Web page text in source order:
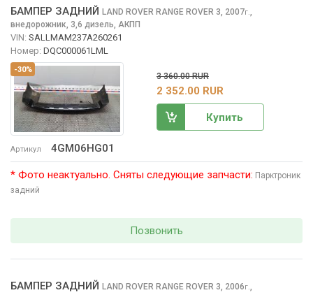
-30%
Артикул 4GM06HG01
БАМПЕР ЗАДНИЙ LAND ROVER RANGE ROVER 3, 2007г.
внедорожник, 3,6 дизель, АКПП
VIN: SALLMAM237A260261
Номер: DQC000061LML
3 360.00 RUR
2 352.00 RUR
Купить
* Фото неактуально. Сняты следующие запчасти: Парктроник
задний
Позвонить
БАМПЕР ЗАДНИЙ LAND ROVER RANGE ROVER 3, 2006г.,